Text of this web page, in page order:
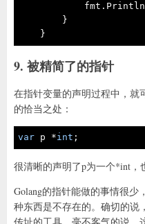
        }
    }
9. 被精简了的指针
在指针变量的声明过程中，就
的恰当之处：
var p *int ;
很清晰的声明了p为一个*int，
Golang的指针能做的事情很少
种东西是不存在的。确切的说
传址的工具。毫不客气的说，